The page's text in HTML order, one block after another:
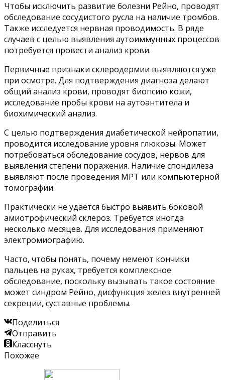
Чтобы исключить развитие болезни Рейно, проводят
обследование сосудистого русла на наличие тромбов.
Также исследуется нервная проводимость. В ряде
случаев с целью выявления аутоиммунных процессов
потребуется провести анализ крови.
Первичные признаки склеродермии выявляются уже
при осмотре. Для подтверждения диагноза делают
общий анализ крови, проводят биопсию кожи,
исследование пробы крови на аутоантитела и
биохимический анализ.
С целью подтверждения диабетической нейропатии,
проводится исследование уровня глюкозы. Может
потребоваться обследование сосудов, нервов для
выявления степени поражения. Наличие спондилеза
выявляют после проведения МРТ или компьютерной
томографии.
Практически не удается быстро выявить боковой
амиотрофический склероз. Требуется иногда
несколько месяцев. Для исследования применяют
электромиографию.
Часто, чтобы понять, почему немеют кончики
пальцев на руках, требуется комплексное
обследование, поскольку вызывать такое состояние
может синдром Рейно, дисфункция желез внутренней
секреции, суставные проблемы.
Поделиться
Отправить
Класснуть
Похожее